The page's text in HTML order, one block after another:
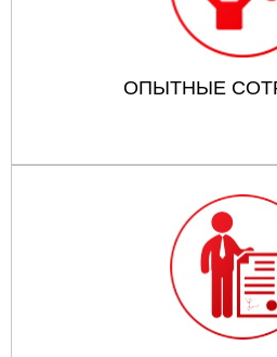
ОПЫТНЫЕ